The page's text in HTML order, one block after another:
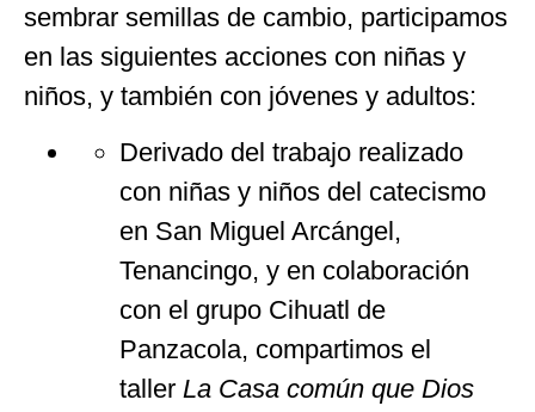
sembrar semillas de cambio, participamos
en las siguientes acciones con niñas y
niños, y también con jóvenes y adultos:
Derivado del trabajo realizado
con niñas y niños del catecismo
en San Miguel Arcángel,
Tenancingo, y en colaboración
con el grupo Cihuatl de
Panzacola, compartimos el
taller La Casa común que Dios